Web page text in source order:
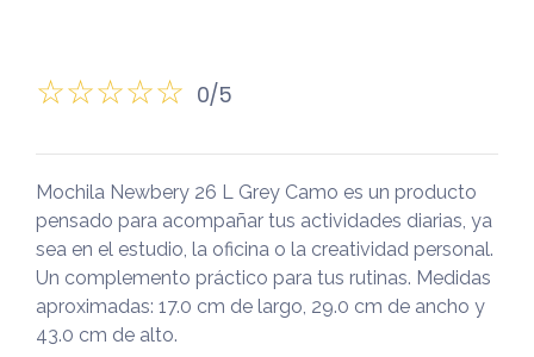
0/5
Mochila Newbery 26 L Grey Camo es un producto
pensado para acompañar tus actividades diarias, ya
sea en el estudio, la oficina o la creatividad personal.
Un complemento práctico para tus rutinas. Medidas
aproximadas: 17.0 cm de largo, 29.0 cm de ancho y
43.0 cm de alto.